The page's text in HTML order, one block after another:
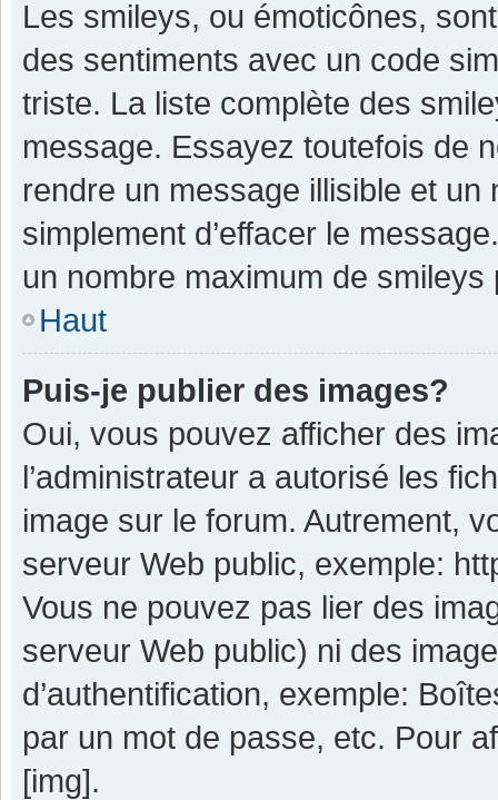
Les smileys, ou émoticônes,
des sentiments avec un code
triste. La liste complète des
message. Essayez toutefois de
rendre un message illisible et
simplement d’effacer le
un nombre maximum de smileys
Haut
Puis-je publier des images?
Oui, vous pouvez afficher des
l’administrateur a autorisé les
image sur le forum. Autrement,
serveur Web public, exemple:
Vous ne pouvez pas lier des
serveur Web public) ni des
d’authentification, exemple:
par un mot de passe, etc. Pour
[img].